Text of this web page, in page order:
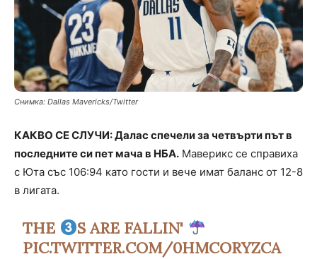
Снимка: Dallas Mavericks/Twitter
КАКВО СЕ СЛУЧИ: Далас спечели за четвърти път в
последните си пет мача в НБА. Маверикс се справиха
с Юта със 106:94 като гости и вече имат баланс от 12-8
в лигата.
THE
S ARE FALLIN'
PIC.TWITTER.COM/0HMCORYZCA